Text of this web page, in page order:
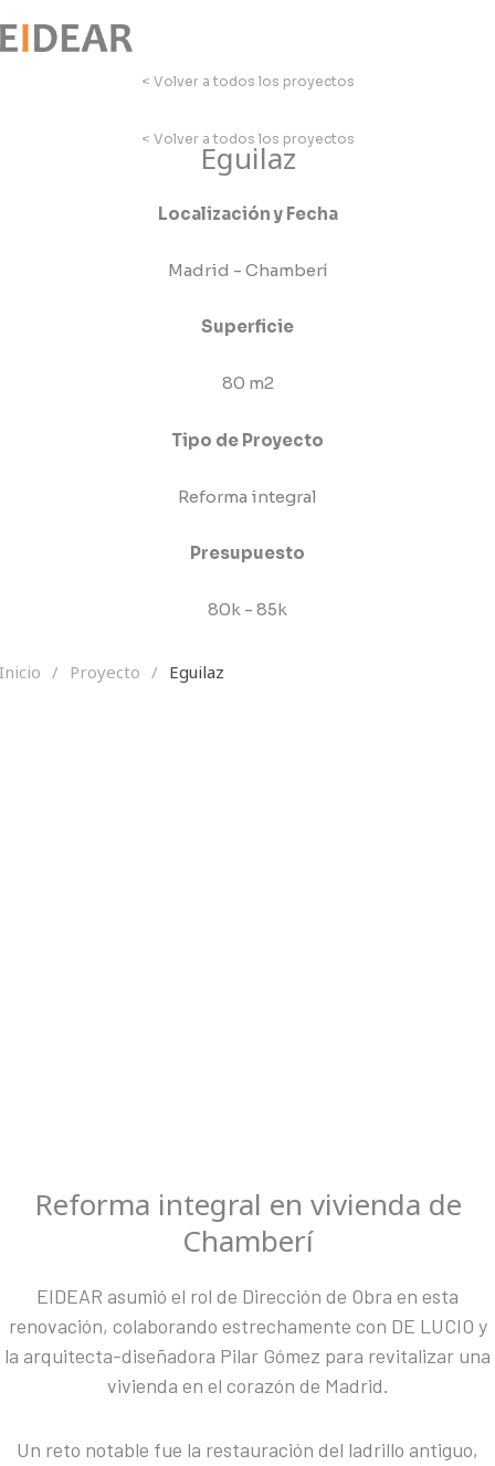
al
< Volver a todos los proyectos
< Volver a todos los proyectos
Eguilaz
Localización y Fecha
Madrid - Chamberí
Superficie
80 m2
Tipo de Proyecto
Reforma integral
Presupuesto
80k - 85k
Inicio / Proyecto / Eguilaz
Reforma integral en vivienda de
Chamberí
EIDEAR asumió el rol de Dirección de Obra en esta
renovación, colaborando estrechamente con DE LUCIO y
la arquitecta-diseñadora Pilar Gómez para revitalizar una
vivienda en el corazón de Madrid.
Un reto notable fue la restauración del ladrillo antiguo,